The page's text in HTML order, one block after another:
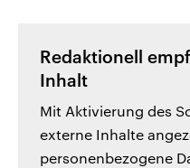
Redaktionell
Inhalt
Mit Aktivierung des
externe Inhalte
personenbezogene